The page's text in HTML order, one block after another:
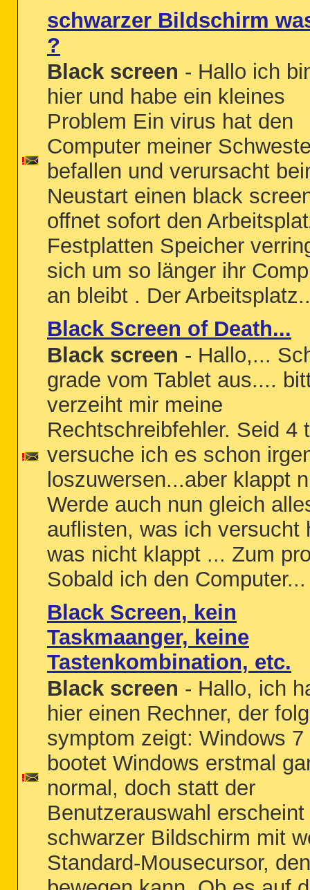
schwarzer Bildschirm
?
Black screen - Hallo ich
hier und habe ein kleines
Problem Ein virus hat den
Computer meiner
befallen und verursacht
Neustart einen black
offnet sofort den
Festplatten Speicher
sich um so länger ihr
an bleibt . Der
Black Screen of Death...
Black screen - Hallo,...
grade vom Tablet aus....
verzeiht mir meine
Rechtschreibfehler. Seid 4
versuche ich es schon
loszuwersen...aber klappt
Werde auch nun gleich
auflisten, was ich versucht
was nicht klappt ... Zum
Sobald ich den Computer...
Black Screen, kein
Taskmaanger, keine
Tastenkombination, etc.
Black screen - Hallo, ich
hier einen Rechner, der
symptom zeigt: Windows 7
bootet Windows erstmal
normal, doch statt der
Benutzerauswahl erscheint
schwarzer Bildschirm mit
Standard-Mousecursor,